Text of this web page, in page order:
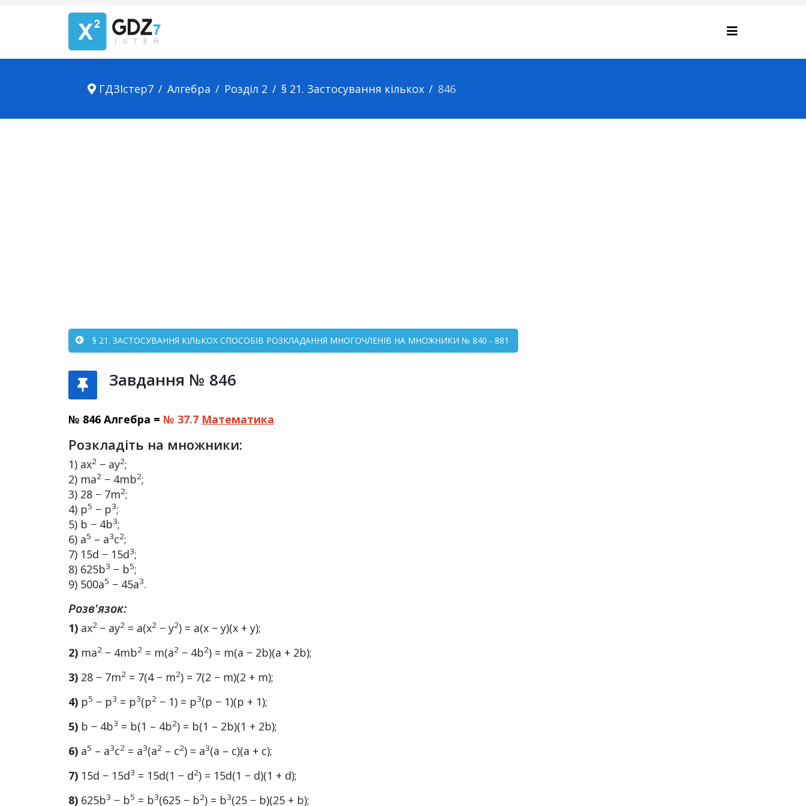
ГДЗІстер7 Алгебра Розділ 2 § 21. Застосування кількох 846
§ 21. ЗАСТОСУВАННЯ КІЛЬКОХ СПОСОБІВ РОЗКЛАДАННЯ МНОГОЧЛЕНІВ НА МНОЖНИКИ № 840 - 881
Завдання № 846
№ 846 Алгебра = № 37.7 Математика
Розкладіть на множники:
1) ax2 − ay2;
2) ma2 − 4mb2;
3) 28 − 7m2;
4) p5 − p3;
5) b − 4b3;
6) a5 – a3c2;
7) 15d − 15d3;
8) 625b3 − b5;
9) 500a5 − 45a3.
Розв'язок:
1) ax2 − ay2 = a(x2 − y2) = a(x − y)(x + y);
2) ma2 − 4mb2 = m(a2 − 4b2) = m(a − 2b)(a + 2b);
3) 28 − 7m2 = 7(4 − m2) = 7(2 − m)(2 + m);
4) p5 − p3 = p3(p2 − 1) = p3(p − 1)(p + 1);
5) b − 4b3 = b(1 – 4b2) = b(1 – 2b)(1 + 2b);
6) a5 – a3c2 = a3(a2 – c2) = a3(a – c)(a + c);
7) 15d − 15d3 = 15d(1 − d2) = 15d(1 − d)(1 + d);
8) 625b3 − b5 = b3(625 − b2) = b3(25 − b)(25 + b);